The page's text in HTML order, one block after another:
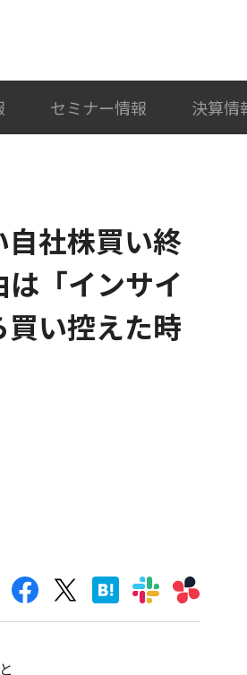
セミナー情報 決算情
社株買い終
「インサイ
い控えた時